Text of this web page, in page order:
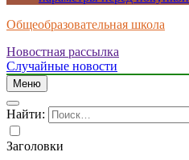
Общеобразовательная школа
Новостная рассылка
Случайные новости
Меню
Найти:
Заголовки